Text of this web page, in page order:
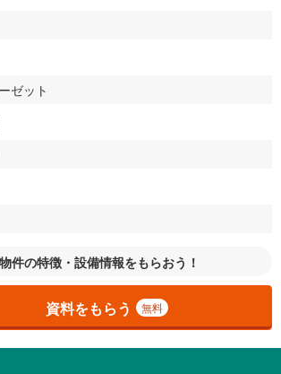
ゼット
件の特徴・設備情報をもらおう！
資料をもらう 無料